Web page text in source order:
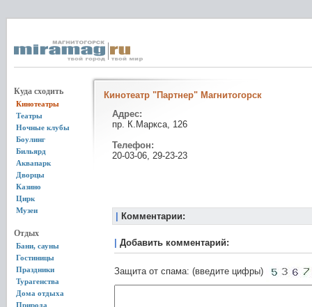
Куда сходить
Кинотеатры
Театры
Ночные клубы
Боулинг
Бильярд
Аквапарк
Дворцы
Казино
Цирк
Музеи
Отдых
Бани, сауны
Гостиницы
Праздники
Турагенства
Дома отдыха
Природа
Кинотеатр "Партнер" Магнитогорск
Адрес:
пр. К.Маркса, 126
Телефон:
20-03-06, 29-23-23
Комментарии:
Добавить комментарий:
Защита от спама: (введите цифры)